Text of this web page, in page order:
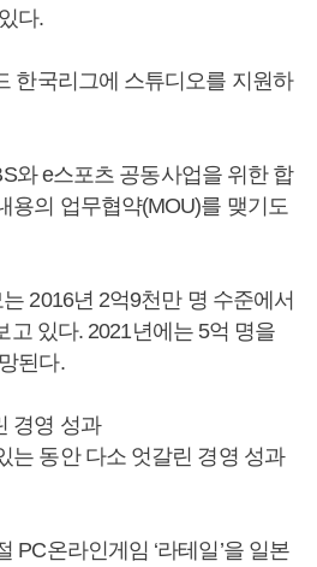
다.
한국리그에 스튜디오를 지원하
와 e스포츠 공동사업을 위한 합
용의 업무협약(MOU)를 맺기도
2016년 2억9천만 명 수준에서
고 있다. 2021년에는 5억 명을
된다.
경영 성과
는 동안 다소 엇갈린 경영 성과
PC온라인게임 ‘라테일’을 일본